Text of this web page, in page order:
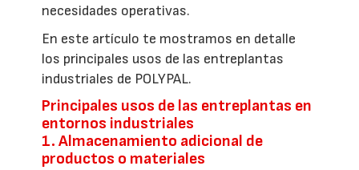
necesidades operativas.
En este artículo te mostramos en detalle
los principales usos de las entreplantas
industriales de POLYPAL.
Principales usos de las entreplantas en
entornos industriales
1. Almacenamiento adicional de
productos o materiales